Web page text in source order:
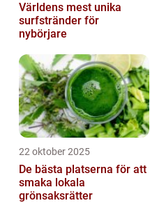
Världens mest unika
surfstränder för
nybörjare
22 oktober 2025
De bästa platserna för att
smaka lokala
grönsaksrätter